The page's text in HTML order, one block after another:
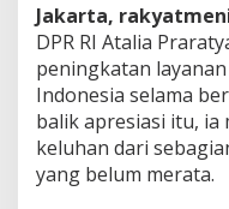
H
a
j
i
d
i
M
d
Jakarta,
DPR RI Atalia
peningkatan
Indonesia selama
balik apresiasi itu, ia
keluhan dari
yang belum merata.